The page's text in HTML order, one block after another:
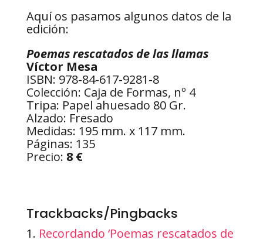
Aquí os pasamos algunos datos de la
edición:
Poemas rescatados de las llamas
Víctor Mesa
ISBN: 978-84-617-9281-8
Colección: Caja de Formas, nº 4
Tripa: Papel ahuesado 80 Gr.
Alzado: Fresado
Medidas: 195 mm. x 117 mm.
Páginas: 135
Precio: 8 €
Trackbacks/Pingbacks
Recordando ‘Poemas rescatados de